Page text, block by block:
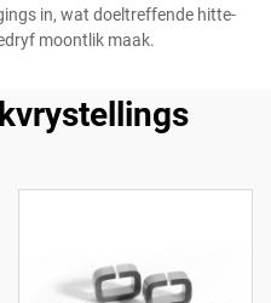
in, wat doeltreffende hitte-
moontlik maak.